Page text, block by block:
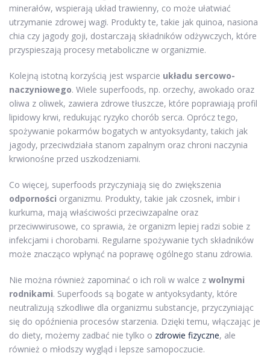
minerałów, wspierają układ trawienny, co może ułatwiać
utrzymanie zdrowej wagi. Produkty te, takie jak quinoa, nasiona
chia czy jagody goji, dostarczają składników odżywczych, które
przyspieszają procesy metaboliczne w organizmie.
Kolejną istotną korzyścią jest wsparcie układu sercowo-
naczyniowego. Wiele superfoods, np. orzechy, awokado oraz
oliwa z oliwek, zawiera zdrowe tłuszcze, które poprawiają profil
lipidowy krwi, redukując ryzyko chorób serca. Oprócz tego,
spożywanie pokarmów bogatych w antyoksydanty, takich jak
jagody, przeciwdziała stanom zapalnym oraz chroni naczynia
krwionośne przed uszkodzeniami.
Co więcej, superfoods przyczyniają się do zwiększenia
odporności organizmu. Produkty, takie jak czosnek, imbir i
kurkuma, mają właściwości przeciwzapalne oraz
przeciwwirusowe, co sprawia, że organizm lepiej radzi sobie z
infekcjami i chorobami. Regularne spożywanie tych składników
może znacząco wpłynąć na poprawę ogólnego stanu zdrowia.
Nie można również zapominać o ich roli w walce z wolnymi
rodnikami. Superfoods są bogate w antyoksydanty, które
neutralizują szkodliwe dla organizmu substancje, przyczyniając
się do opóźnienia procesów starzenia. Dzięki temu, włączając je
do diety, możemy zadbać nie tylko o zdrowie fizyczne, ale
również o młodszy wygląd i lepsze samopoczucie.